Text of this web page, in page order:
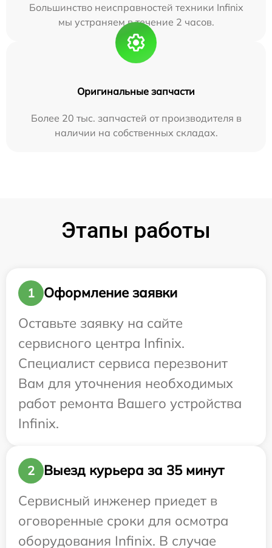
Большинство неисправностей техники Infinix
мы устраняем в течение 2 часов.
Оригинальные запчасти
Более 20 тыс. запчастей от производителя в
наличии на собственных складах.
Этапы работы
1
Оформление заявки
Оставьте заявку на сайте
сервисного центра Infinix.
Специалист сервиса перезвонит
Вам для уточнения необходимых
работ ремонта Вашего устройства
Infinix.
2
Выезд курьера за 35 минут
Сервисный инженер приедет в
оговоренные сроки для осмотра
оборудования Infinix. В случае